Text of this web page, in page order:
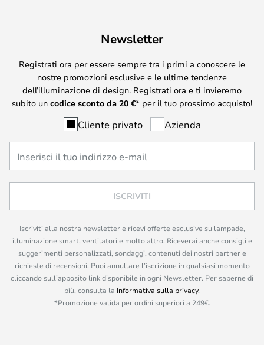
Newsletter
Registrati ora per essere sempre tra i primi a conoscere le
nostre promozioni esclusive e le ultime tendenze
dell’illuminazione di design. Registrati ora e ti invieremo
subito un codice sconto da 20 €* per il tuo prossimo acquisto!
Cliente privato Azienda
ISCRIVITI
Iscriviti alla nostra newsletter e ricevi offerte esclusive su lampade,
illuminazione smart, ventilatori e molto altro. Riceverai anche consigli e
suggerimenti personalizzati, sondaggi, contenuti dei nostri partner e
richieste di recensioni. Puoi annullare l’iscrizione in qualsiasi momento
cliccando sull’apposito link disponibile in ogni Newsletter. Per saperne di
più, consulta la Informativa sulla privacy.
*Promozione valida per ordini superiori a 249€.